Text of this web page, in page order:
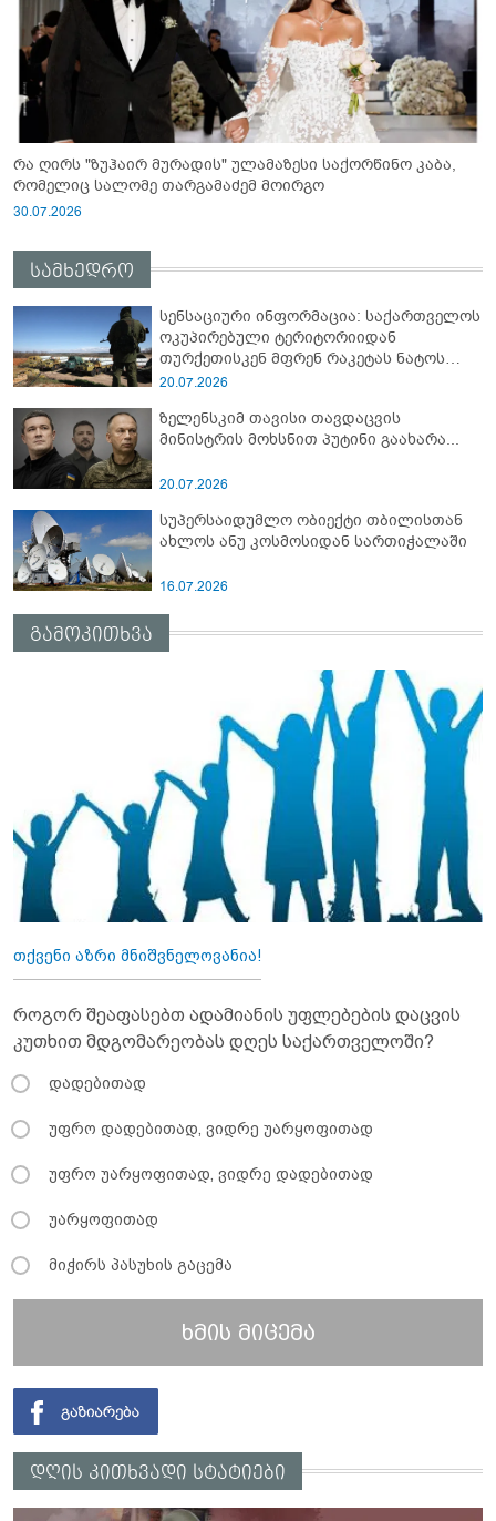
რა ღირს "ზუჰაირ მურადის" ულამაზესი საქორწინო კაბა,
რომელიც სალომე თარგამაძემ მოირგო
30.07.2026
სამხედრო
სენსაციური ინფორმაცია: საქართველოს
ოკუპირებული ტერიტორიიდან
თურქეთისკენ მფრენ რაკეტას ნატოს
სამიტი კინაღამ ჩაუშლია
20.07.2026
ზელენსკიმ თავისი თავდაცვის
მინისტრის მოხსნით პუტინი გაახარა...
20.07.2026
სუპერსაიდუმლო ობიექტი თბილისთან
ახლოს ანუ კოსმოსიდან სართიჭალაში
16.07.2026
გამოკითხვა
თქვენი აზრი მნიშვნელოვანია!
როგორ შეაფასებთ ადამიანის უფლებების დაცვის
კუთხით მდგომარეობას დღეს საქართველოში?
დადებითად
უფრო დადებითად, ვიდრე უარყოფითად
უფრო უარყოფითად, ვიდრე დადებითად
უარყოფითად
მიჭირს პასუხის გაცემა
ხმის მიცემა
დღის კითხვადი სტატიები